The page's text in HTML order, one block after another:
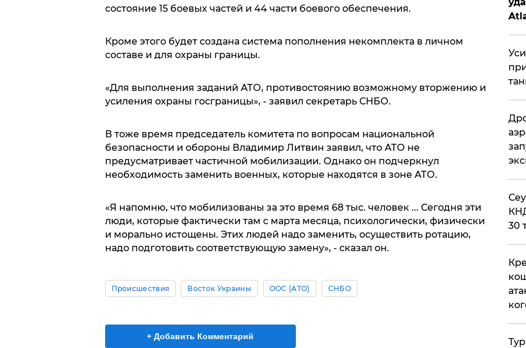
состояние 15 боевых частей и 44 части боевого обеспечения.
Кроме этого будет создана система пополнения некомплекта в личном
составе и для охраны границы.
«Для выполнения заданий АТО, противостоянию возможному вторжению и
усиления охраны госграницы», - заявил секретарь СНБО.
В тоже время председатель комитета по вопросам национальной
безопасности и обороны Владимир Литвин заявил, что АТО не
предусматривает частичной мобилизации. Однако он подчеркнул
необходимость заменить военных, которые находятся в зоне АТО.
«Я напомню, что мобилизованы за это время 68 тыс. человек ... Сегодня эти
люди, которые фактически там с марта месяца, психологически, физически
и морально истощены. Этих людей надо заменить, осуществить ротацию,
надо подготовить соответствующую замену», - сказал он.
Происшествия Восток Украины ООС (АТО) СНБО
+ Добавить Комментарий
30